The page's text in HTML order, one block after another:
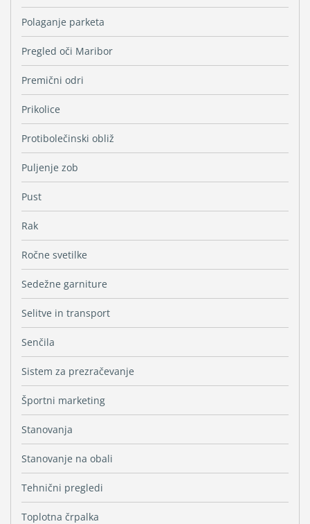
Polaganje parketa
Pregled oči Maribor
Premični odri
Prikolice
Protibolečinski obliž
Puljenje zob
Pust
Rak
Ročne svetilke
Sedežne garniture
Selitve in transport
Senčila
Sistem za prezračevanje
Športni marketing
Stanovanja
Stanovanje na obali
Tehnični pregledi
Toplotna črpalka